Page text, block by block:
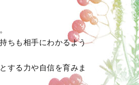
ちも相手にわかるよう
する力や自信を育みま